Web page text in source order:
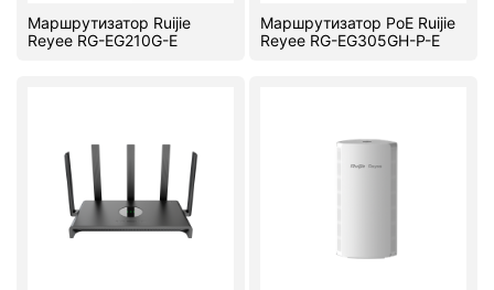
Маршрутизатор Ruijie
Reyee RG-EG210G-E
Маршрутизатор PoE Ruijie
Reyee RG-EG305GH-P-E